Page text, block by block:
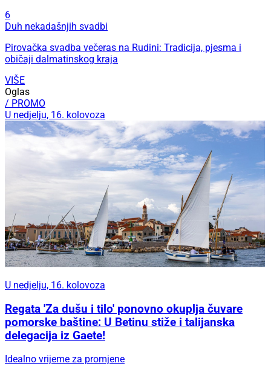
6
Duh nekadašnjih svadbi
Pirovačka svadba večeras na Rudini: Tradicija, pjesma i
običaji dalmatinskog kraja
VIŠE
Oglas
/ PROMO
U nedjelju, 16. kolovoza
U nedjelju, 16. kolovoza
Regata 'Za dušu i tilo' ponovno okuplja čuvare
pomorske baštine: U Betinu stiže i talijanska
delegacija iz Gaete!
Idealno vrijeme za promjene